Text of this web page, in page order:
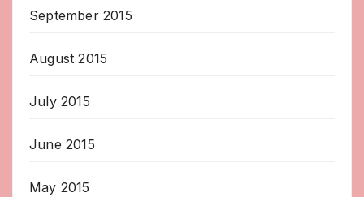
September 2015
August 2015
July 2015
June 2015
May 2015